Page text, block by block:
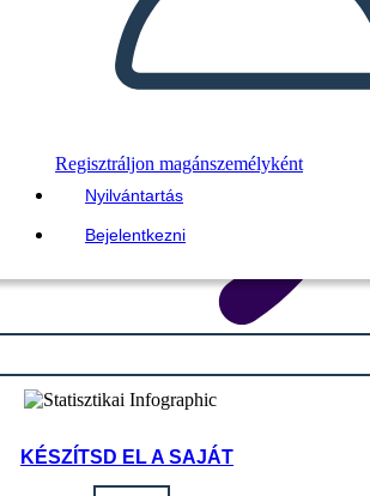
Regisztráljon magánszemélyként
Nyilvántartás
Bejelentkezni
KÉSZÍTSD EL A SAJÁT